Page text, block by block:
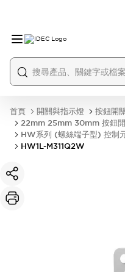
首頁 開關與指示燈
按鈕開
22mm 25mm 30mm 按鈕
HW系列 (螺絲端子型) 控制
HW1L-M311Q2W